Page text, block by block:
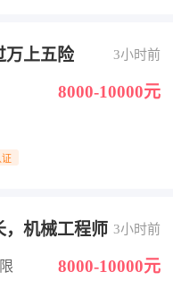
万上五险 3小时前
8000-10000元
证
，机械工程师 3小时前
8000-10000元